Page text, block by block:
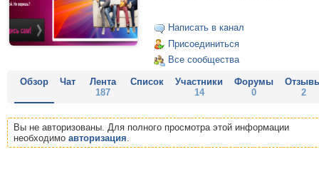
Написать в канал
Присоединиться
Все сообщества
Обзор Чат
Лента
187
Список
Участники
14
Форумы
0
2
Вы не авторизованы. Для полного просмотра этой информации
необходимо авторизация.